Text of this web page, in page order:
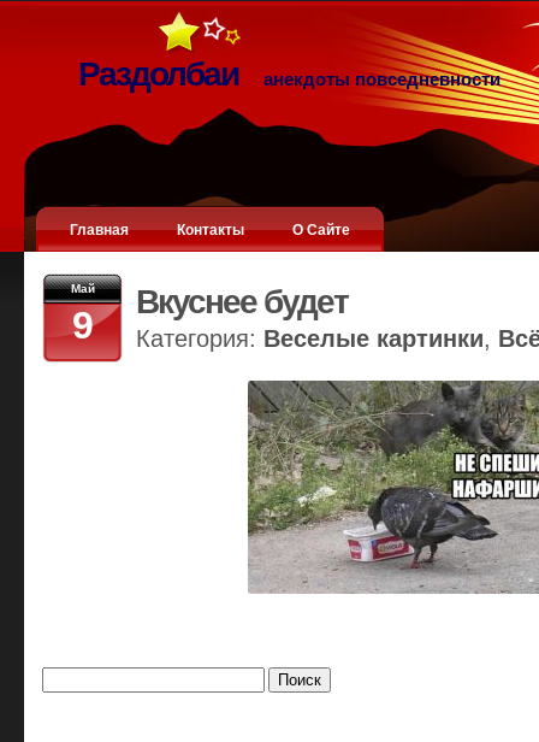
Раздолбаи анекдоты повседневности
Главная Контакты О Сайте
Май
9
Вкуснее будет
Категория: Веселые картинки,